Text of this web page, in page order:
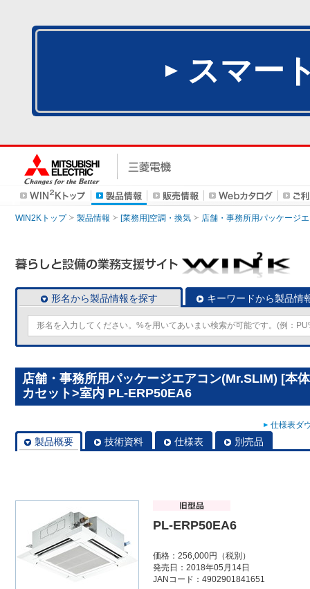
スマー
WIN2Kトップ 製品情報 [業務用]空調・換気 店舗・事務所用パッケージ
形名から製品情報を探す キーワードから製品情
店舗・事務所用パッケージエアコン(Mr.SLIM) [本
カセット>室内 PL-ERP50EA6
仕様表ダ
製品概要 技術資料 仕様表 別売品
PL-ERP50EA6
価格：256,000円（税別）
発売日：2018年05月14日
JANコード：4902901841651